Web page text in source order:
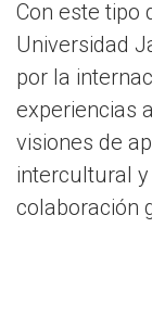
Con este tipo
Universidad
por la
experiencias
visiones de
intercultural
colaboración